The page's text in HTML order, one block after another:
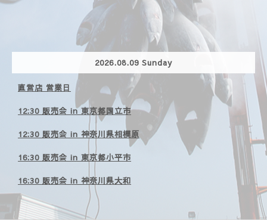
2026.08.09 Sunday
直営店 営業日
12:30 販売会 in 東京都国立市
12:30 販売会 in 神奈川県相模原
16:30 販売会 in 東京都小平市
16:30 販売会 in 神奈川県大和